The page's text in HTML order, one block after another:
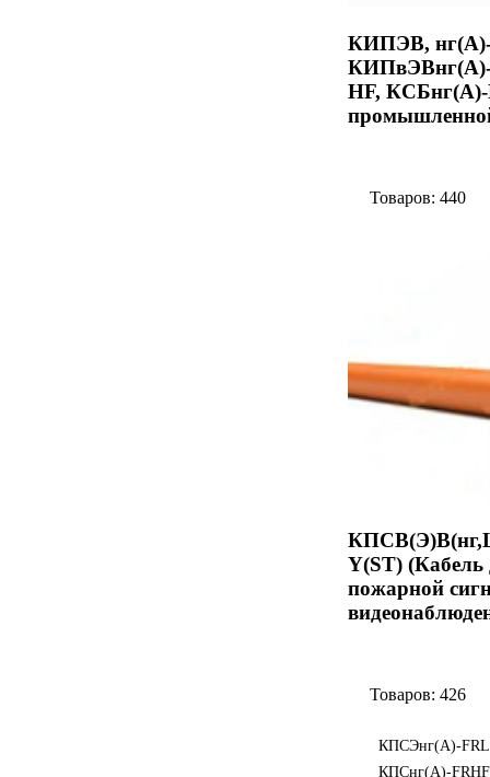
КИПЭВ,
HF, КСБнг(А)-
Товаров: 440
Y(ST) (Кабель
пожарной
Товаров: 426
КПСЭнг(А)-
КПСнг(А)-FRHF